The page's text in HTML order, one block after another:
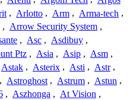
, Arlotto , Arm , Arma-tech ,
, Arrow Security System ,
, Asc , Asdibuy ,
Ptz , Asia , Asip , Asm ,
Astak , Asterix , Asti , Astr ,
, Astroghost , Astrum , Astun ,
, Aszhonga , At Vision ,